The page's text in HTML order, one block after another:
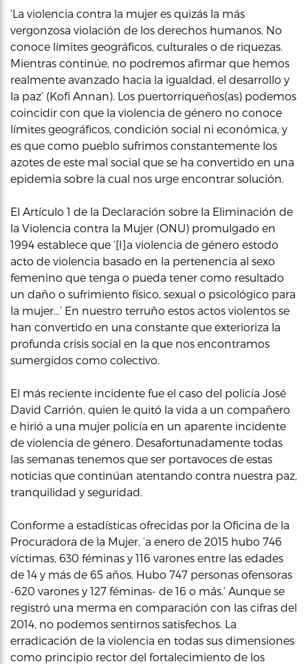
‘La violencia contra la mujer es quizás la más
vergonzosa violación de los derechos humanos. No
conoce límites geográficos, culturales o de riquezas.
Mientras continúe, no podremos afirmar que hemos
realmente avanzado hacia la igualdad, el desarrollo y
la paz’ (Kofi Annan). Los puertorriqueños(as) podemos
coincidir con que la violencia de género no conoce
límites geográficos, condición social ni económica, y
es que como pueblo sufrimos constantemente los
azotes de este mal social que se ha convertido en una
epidemia sobre la cual nos urge encontrar solución.
El Artículo 1 de la Declaración sobre la Eliminación de
la Violencia contra la Mujer (ONU) promulgado en
1994 establece que ‘[l]a violencia de género estodo
acto de violencia basado en la pertenencia al sexo
femenino que tenga o pueda tener como resultado
un daño o sufrimiento físico, sexual o psicológico para
la mujer…’ En nuestro terruño estos actos violentos se
han convertido en una constante que exterioriza la
profunda crisis social en la que nos encontramos
sumergidos como colectivo.
El más reciente incidente fue el caso del policía José
David Carrión, quien le quitó la vida a un compañero
e hirió a una mujer policía en un aparente incidente
de violencia de género. Desafortunadamente todas
las semanas tenemos que ser portavoces de estas
noticias que continúan atentando contra nuestra paz,
tranquilidad y seguridad.
Conforme a estadísticas ofrecidas por la Oficina de la
Procuradora de la Mujer, ‘a enero de 2015 hubo 746
víctimas, 630 féminas y 116 varones entre las edades
de 14 y más de 65 años. Hubo 747 personas ofensoras
-620 varones y 127 féminas- de 16 o más.’ Aunque se
registró una merma en comparación con las cifras del
2014, no podemos sentirnos satisfechos. La
erradicación de la violencia en todas sus dimensiones
como principio rector del fortalecimiento de los